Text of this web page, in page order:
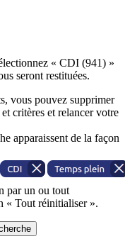
« CDI (941) »
seront restituées.
vous pouvez supprimer
critères et relancer votre
apparaissent de la façon
par un ou tout
« Tout réinitialiser ».